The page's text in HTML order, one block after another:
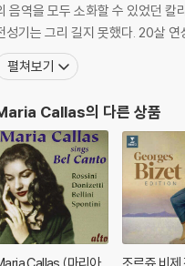
음역을 모두 소화할 수 있었던 칼
성기는 그리 길지 못했다. 20살
펼쳐보기
Callas의 다른 상품